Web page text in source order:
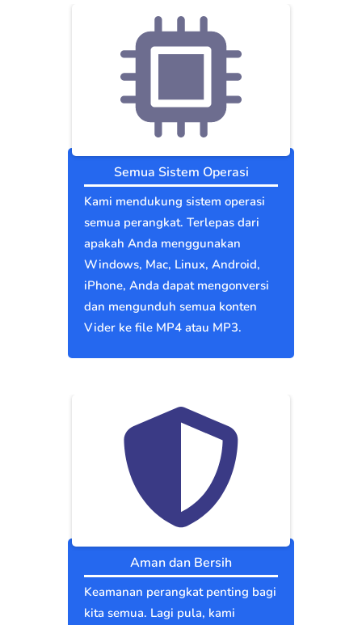
Semua Sistem Operasi
Kami mendukung sistem operasi
semua perangkat. Terlepas dari
apakah Anda menggunakan
Windows, Mac, Linux, Android,
iPhone, Anda dapat mengonversi
dan mengunduh semua konten
Vider ke file MP4 atau MP3.
Aman dan Bersih
Keamanan perangkat penting bagi
kita semua. Lagi pula, kami